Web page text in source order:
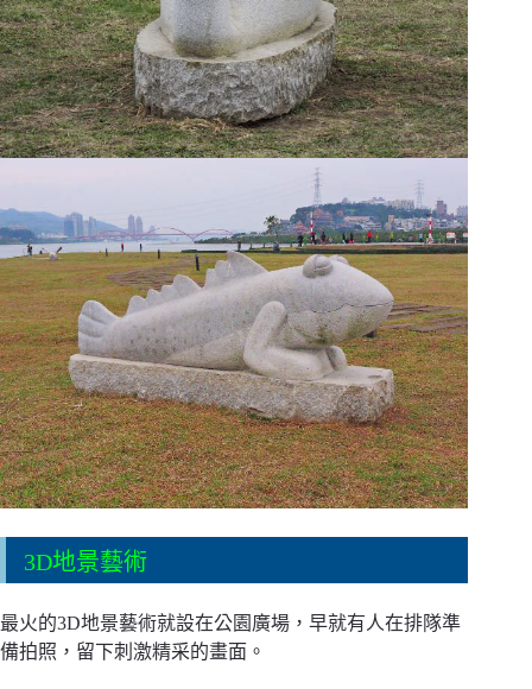
3D地景藝術
最火的3D地景藝術就設在公園廣場，早就有人在排隊準
備拍照，留下刺激精采的畫面。